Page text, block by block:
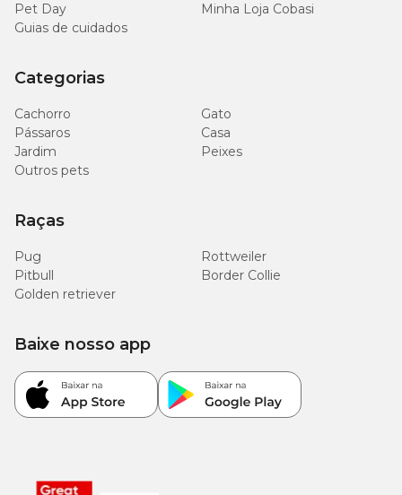
Pet Day
Minha Loja Cobasi
Guias de cuidados
Categorias
Cachorro
Gato
Pássaros
Casa
Jardim
Peixes
Outros pets
Raças
Pug
Rottweiler
Pitbull
Border Collie
Golden retriever
Baixe nosso app